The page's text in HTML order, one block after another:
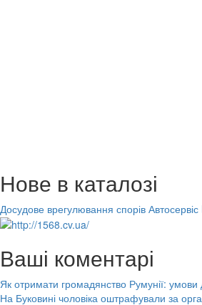
Нове в каталозі
Досудове врегулювання спорів
Ваші коментарі
Як отримати громадянство Румунії:
На Буковині чоловіка оштрафували за